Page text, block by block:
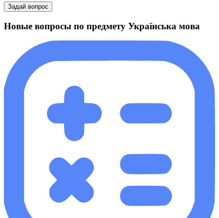
Задай вопрос
Новые вопросы по предмету Українська мова